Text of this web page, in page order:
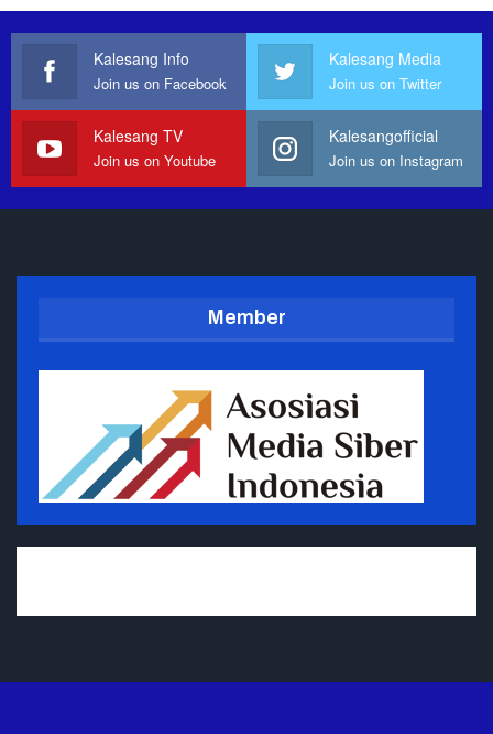
Kalesang Info
Join us on Facebook
Kalesang Media
Join us on Twitter
Kalesang TV
Join us on Youtube
Kalesangofficial
Join us on Instagram
Member